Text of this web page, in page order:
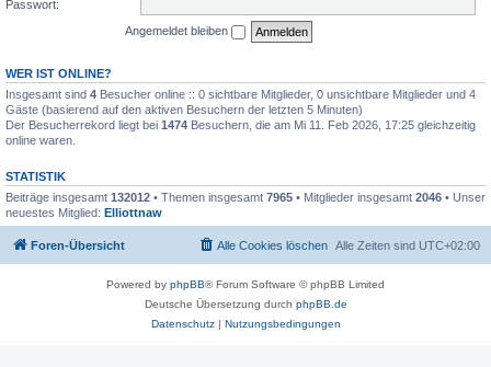
Passwort:
Angemeldet bleiben
WER IST ONLINE?
Insgesamt sind 4 Besucher online :: 0 sichtbare Mitglieder, 0 unsichtbare Mitglieder und 4
Gäste (basierend auf den aktiven Besuchern der letzten 5 Minuten)
Der Besucherrekord liegt bei 1474 Besuchern, die am Mi 11. Feb 2026, 17:25 gleichzeitig
online waren.
STATISTIK
Beiträge insgesamt 132012 • Themen insgesamt 7965 • Mitglieder insgesamt 2046 • Unser
neuestes Mitglied: Elliottnaw
Foren-Übersicht Alle Zeiten sind UTC+02:00
Alle Cookies löschen
Powered by phpBB® Forum Software © phpBB Limited
Deutsche Übersetzung durch phpBB.de
Datenschutz| Nutzungsbedingungen